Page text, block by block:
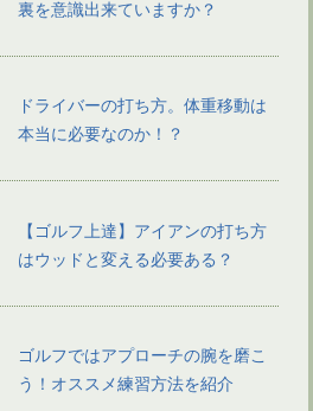
裏を意識出来ていますか？
ドライバーの打ち方。体重移動は
本当に必要なのか！？
【ゴルフ上達】アイアンの打ち方
はウッドと変える必要ある？
ゴルフではアプローチの腕を磨こ
う！オススメ練習方法を紹介